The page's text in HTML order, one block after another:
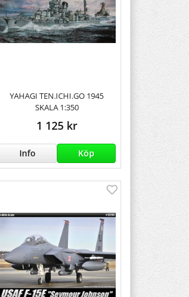
YAHAGI TEN.ICHI.GO 1945
SKALA 1:350
1 125 kr
Info Köp